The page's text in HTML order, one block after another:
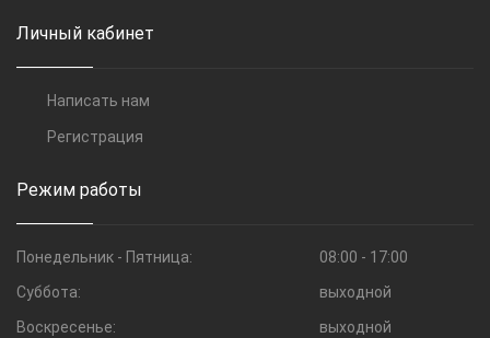
Личный кабинет
Написать нам
Регистрация
Режим работы
Понедельник - Пятница:
08:00 - 17:00
Суббота:
выходной
Воскресенье:
выходной